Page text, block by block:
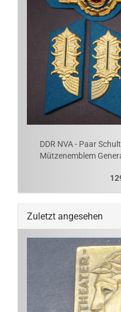
DDR NVA - Paar
Mützenemblem
Zuletzt angesehen